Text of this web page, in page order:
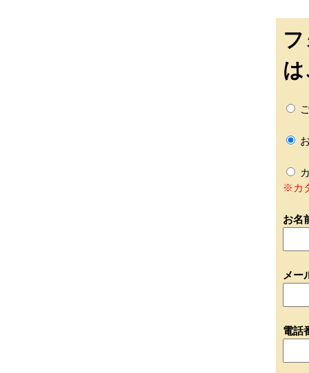
※カ
お名
メー
電話